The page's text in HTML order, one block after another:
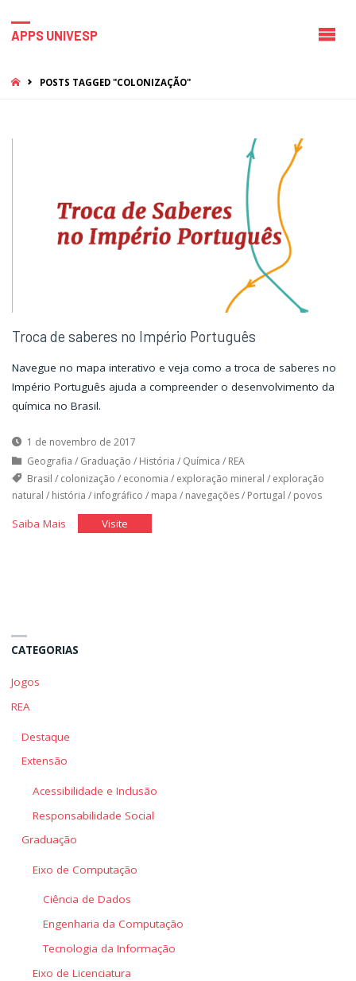
APPS UNIVESP
HOMEPOSTS TAGGED "COLONIZAÇÃO"
Troca de saberes no Império Português
Navegue no mapa interativo e veja como a troca de saberes no
Império Português ajuda a compreender o desenvolvimento da
química no Brasil.
1 de novembro de 2017
Geografia / Graduação / História / Química / REA
Brasil / colonização / economia / exploração mineral / exploração
natural / história / infográfico / mapa / navegações/ Portugal / povos
Saiba Mais"Troca
Visite"Troca
CATEGORIAS
Jogos
REA
Destaque
Extensão
Acessibilidade e Inclusão
Responsabilidade Social
Graduação
Eixo de Computação
Ciência de Dados
Engenharia da Computação
Tecnologia da Informação
Eixo de Licenciatura